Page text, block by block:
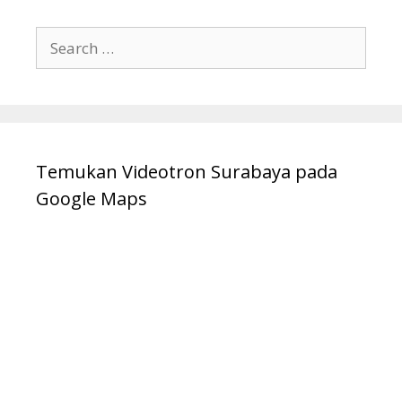
Temukan Videotron Surabaya pada
Google Maps